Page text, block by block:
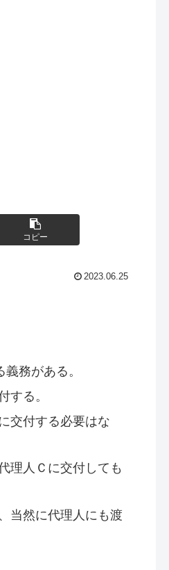
コピー
2023.06.25
務がある。
する。
交付する必要はな
理人Ｃに交付しても
当然に代理人にも渡